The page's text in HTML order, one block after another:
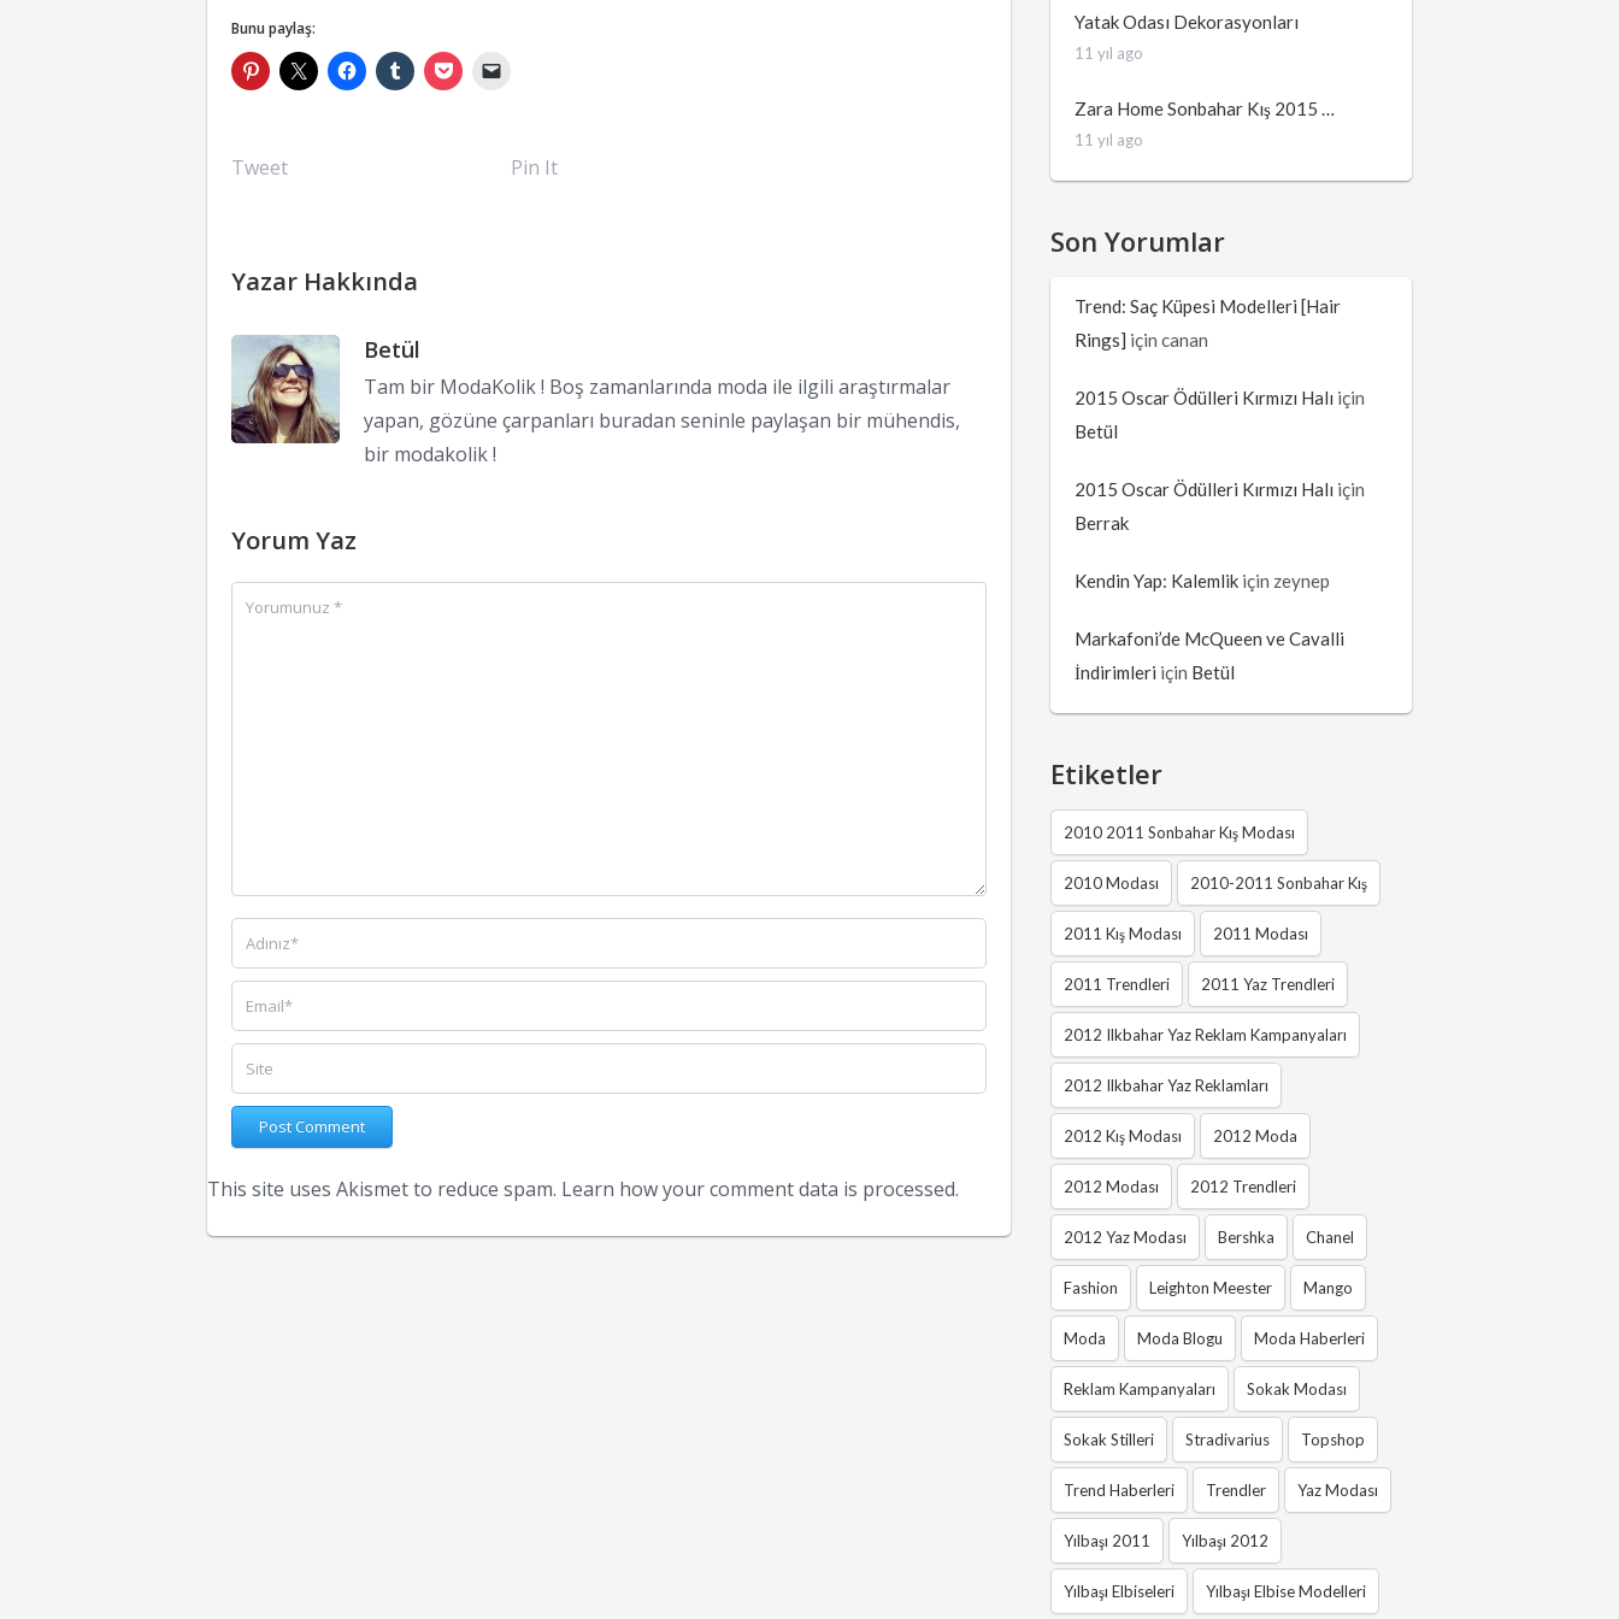
Bunu paylaş:
Tweet Pin It
Yazar Hakkında
Betül
Tam bir ModaKolik ! Boş zamanlarında moda ile ilgili araştırmalar
yapan, gözüne çarpanları buradan seninle paylaşan bir mühendis,
bir modakolik !
Yorum Yaz
This site uses Akismet to reduce spam. Learn how your comment data is processed.
Yatak Odası Dekorasyonları
11 yıl ago
Zara Home Sonbahar Kış 2015 …
11 yıl ago
Son Yorumlar
Trend: Saç Küpesi Modelleri [Hair
Rings] için canan
2015 Oscar Ödülleri Kırmızı Halı için
Betül
2015 Oscar Ödülleri Kırmızı Halı için
Berrak
Kendin Yap: Kalemlik için zeynep
Markafoni’de McQueen ve Cavalli
İndirimleri için Betül
Etiketler
2010 2011 Sonbahar Kış Modası
2010 Modası 2010-2011 Sonbahar Kış
2011 Kış Modası 2011 Modası
2011 Trendleri 2011 Yaz Trendleri
2012 Ilkbahar Yaz Reklam Kampanyaları
2012 Ilkbahar Yaz Reklamları
2012 Kış Modası 2012 Moda
2012 Modası 2012 Trendleri
2012 Yaz Modası Bershka Chanel
Fashion Leighton Meester Mango
Moda Moda Blogu Moda Haberleri
Reklam Kampanyaları Sokak Modası
Sokak Stilleri Stradivarius Topshop
Trend Haberleri Trendler Yaz Modası
Yılbaşı 2011 Yılbaşı 2012
Yılbaşı Elbiseleri Yılbaşı Elbise Modelleri